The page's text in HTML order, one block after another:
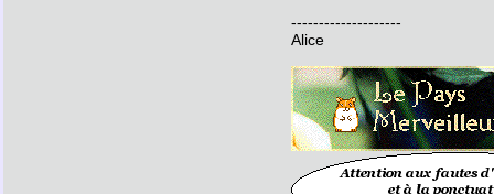
--------------------
Alice